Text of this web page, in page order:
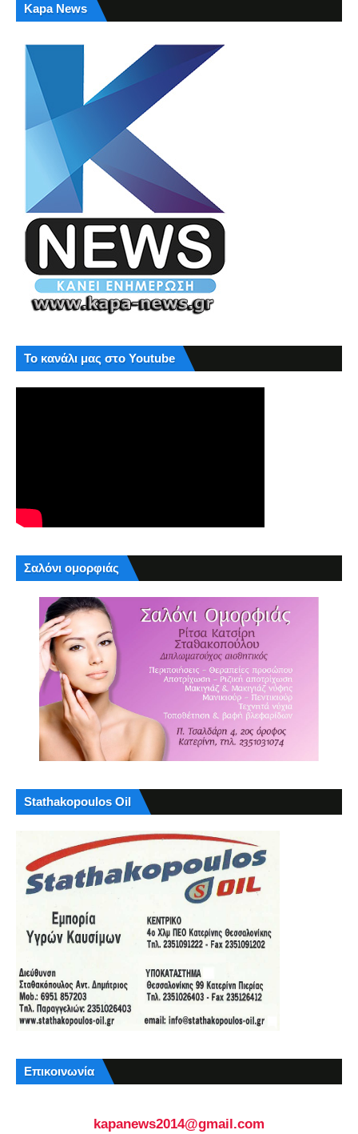
Kapa News
Το κανάλι μας στο Youtube
Σαλόνι ομορφιάς
Stathakopoulos Oil
Επικοινωνία
kapanews2014@gmail.com